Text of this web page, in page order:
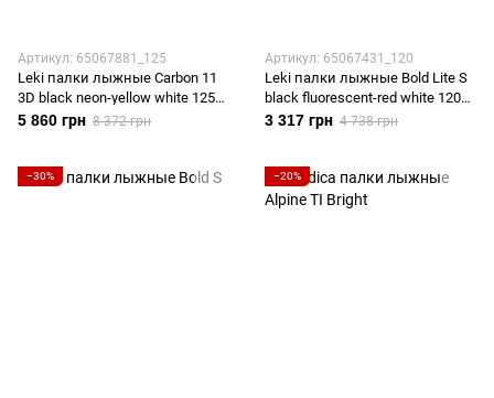
Артикул: 65067881_125
Leki палки лыжные Carbon 11
3D black neon-yellow white 125
см
5 860 грн 8 372 грн
Артикул: 65067431_120
Leki палки лыжные Bold Lite S
black fluorescent-red white 120
см
3 317 грн 4 738 грн
−30% −20%